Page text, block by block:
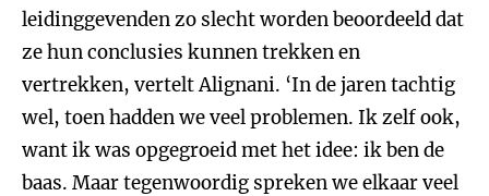
leidinggevenden zo slecht worden beoordeeld dat
ze hun conclusies kunnen trekken en
vertrekken, vertelt Alignani. ‘In de jaren tachtig
wel, toen hadden we veel problemen. Ik zelf ook,
want ik was opgegroeid met het idee: ik ben de
baas. Maar tegenwoordig spreken we elkaar veel